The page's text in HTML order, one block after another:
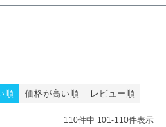
順 価格が高い順 レビュー順
110件中 101 -110件表示